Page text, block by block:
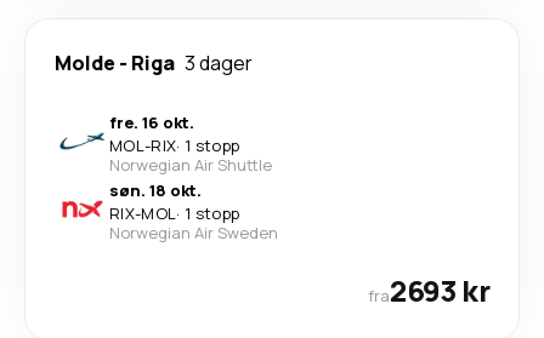
Molde - Riga 3 dager
fre. 16 okt.
MOL-RIX· 1 stopp
Norwegian Air Shuttle
søn. 18 okt.
RIX-MOL· 1 stopp
Norwegian Air Sweden
fra2693 kr